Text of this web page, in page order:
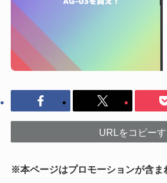
URLをコピー
※本ページはプロモーションが含ま